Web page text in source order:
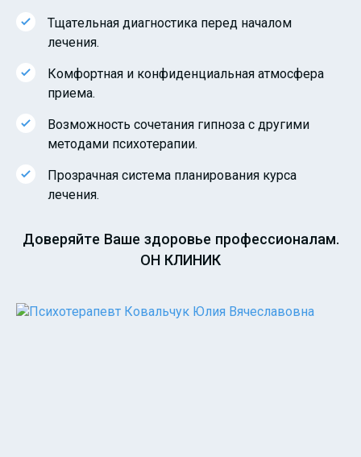
Тщательная диагностика перед началом
лечения.
Комфортная и конфиденциальная атмосфера
приема.
Возможность сочетания гипноза с другими
методами психотерапии.
Прозрачная система планирования курса
лечения.
Доверяйте Ваше здоровье профессионалам.
ОН КЛИНИК